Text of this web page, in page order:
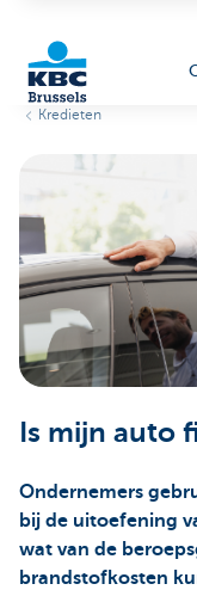
Ondernemers
Kredieten
Is mijn auto
Ondernemers
bij de uitoefening
wat van de
brandstofkosten